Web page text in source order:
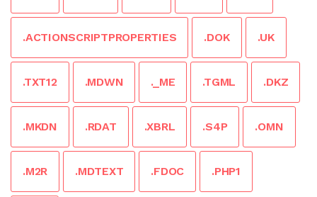
.ACTIONSCRIPTPROPERTIES .DOK .UK
.TXT12 .MDWN ._ME .TGML .DKZ
.MKDN .RDAT .XBRL .S4P .OMN
.M2R .MDTEXT .FDOC .PHP1